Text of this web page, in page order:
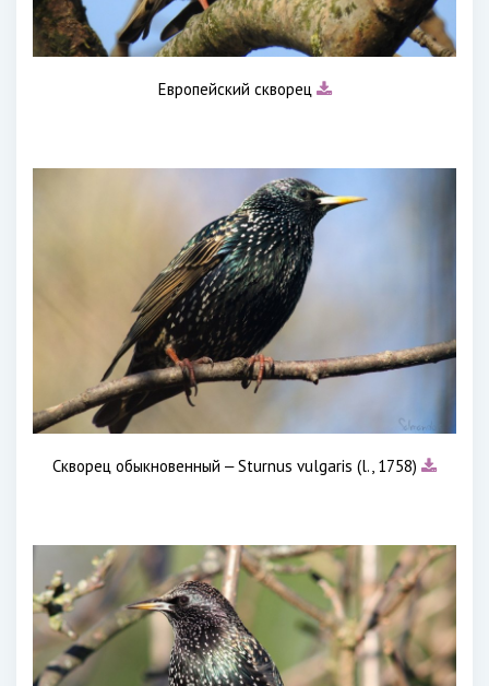
Европейский скворец
Скворец обыкновенный ‒ Sturnus vulgaris (l., 1758)